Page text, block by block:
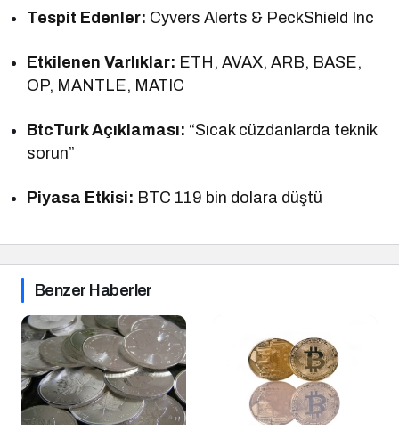
Tespit Edenler: Cyvers Alerts & PeckShield Inc
Etkilenen Varlıklar: ETH, AVAX, ARB, BASE,
OP, MANTLE, MATIC
BtcTurk Açıklaması: “Sıcak cüzdanlarda teknik
sorun”
Piyasa Etkisi: BTC 119 bin dolara düştü
Benzer Haberler